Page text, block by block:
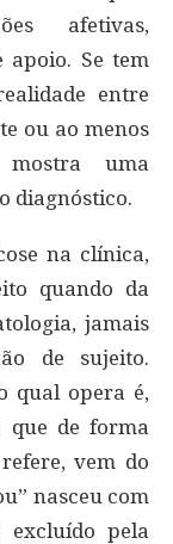
afetivas,
apoio. Se tem
entre
ou ao menos
uma
diagnóstico.
na clínica,
quando da
jamais
de sujeito.
qual opera é,
que de forma
vem do
nasceu com
excluído pela